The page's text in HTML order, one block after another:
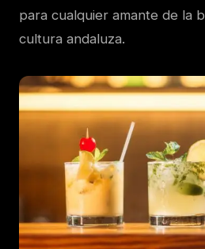
para cualquier amante de la
cultura andaluza.